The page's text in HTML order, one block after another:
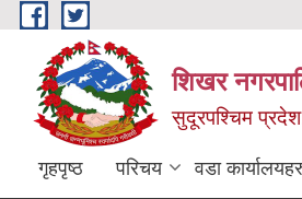
Skip to main content
शिखर
सुदूरपश्चिम
गृहपृष्ठ परिचय वडा